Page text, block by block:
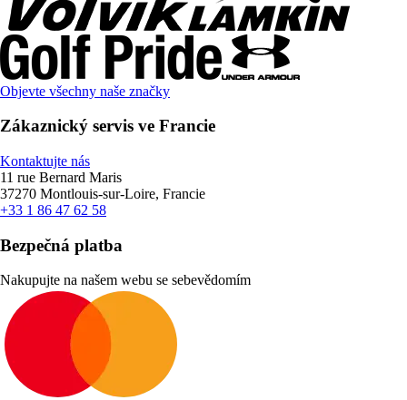
Objevte všechny naše značky
Zákaznický servis ve Francie
Kontaktujte nás
11 rue Bernard Maris
37270 Montlouis-sur-Loire, Francie
+33 1 86 47 62 58
Bezpečná platba
Nakupujte na našem webu se sebevědomím